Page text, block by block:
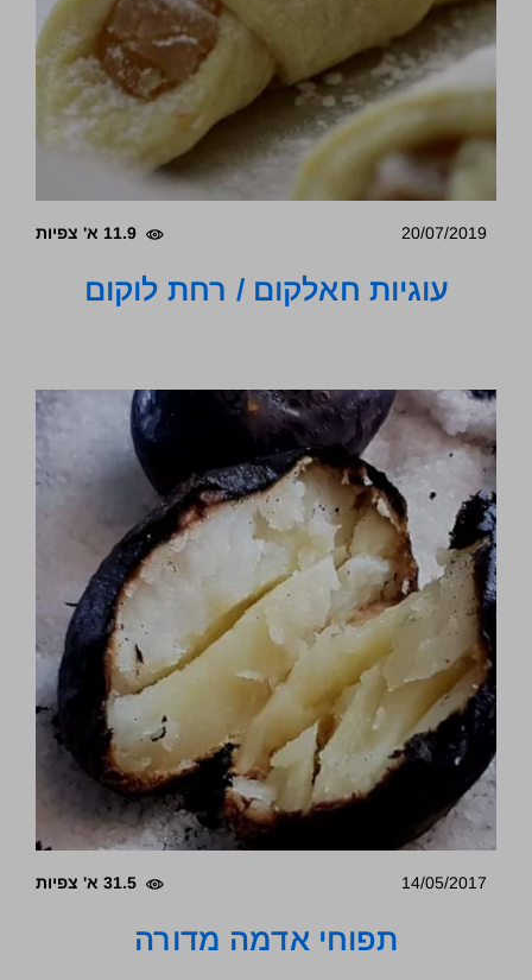
20/07/2019 11.9 א' צפיות
עוגיות חאלקום / רחת לוקום
14/05/2017 31.5 א' צפיות
תפוחי אדמה מדורה